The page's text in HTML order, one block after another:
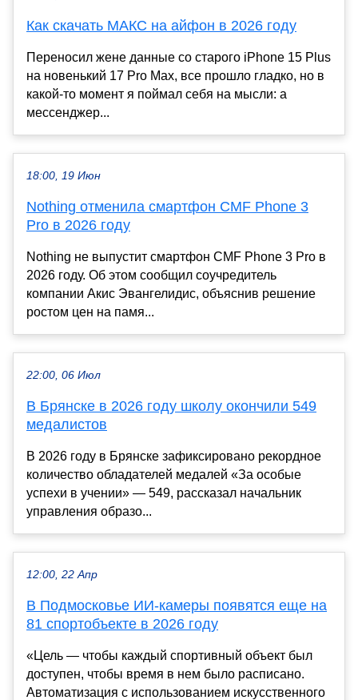
Как скачать МАКС на айфон в 2026 году
Переносил жене данные со старого iPhone 15 Plus
на новенький 17 Pro Max, все прошло гладко, но в
какой-то момент я поймал себя на мысли: а
мессенджер...
18:00, 19 Июн
Nothing отменила смартфон CMF Phone 3
Pro в 2026 году
Nothing не выпустит смартфон CMF Phone 3 Pro в
2026 году. Об этом сообщил соучредитель
компании Акис Эвангелидис, объяснив решение
ростом цен на памя...
22:00, 06 Июл
В Брянске в 2026 году школу окончили 549
медалистов
В 2026 году в Брянске зафиксировано рекордное
количество обладателей медалей «За особые
успехи в учении» — 549, рассказал начальник
управления образо...
12:00, 22 Апр
В Подмосковье ИИ-камеры появятся еще на
81 спортобъекте в 2026 году
«Цель — чтобы каждый спортивный объект был
доступен, чтобы время в нем было расписано.
Автоматизация с использованием искусственного